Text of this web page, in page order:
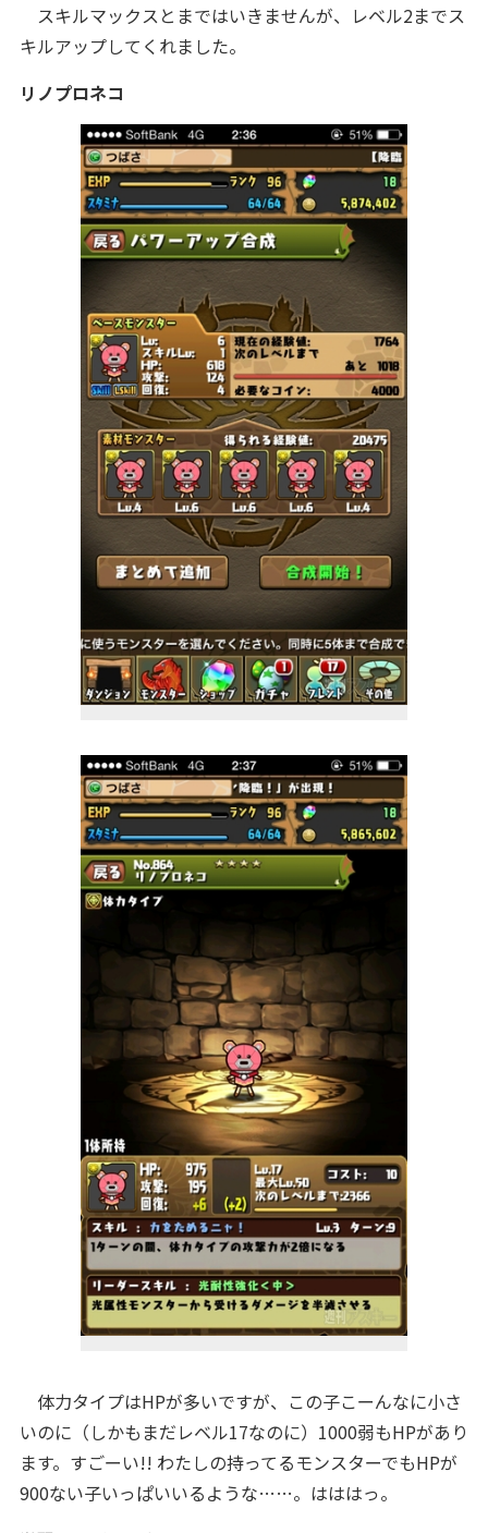
スキルマックスとまではいきませんが、レベル2までス
キルアップしてくれました。
リノプロネコ
体力タイプはHPが多いですが、この子こーんなに小さ
いのに（しかもまだレベル17なのに）1000弱もHPがあり
ます。すごーい!! わたしの持ってるモンスターでもHPが
900ない子いっぱいいるような……。はははっ。